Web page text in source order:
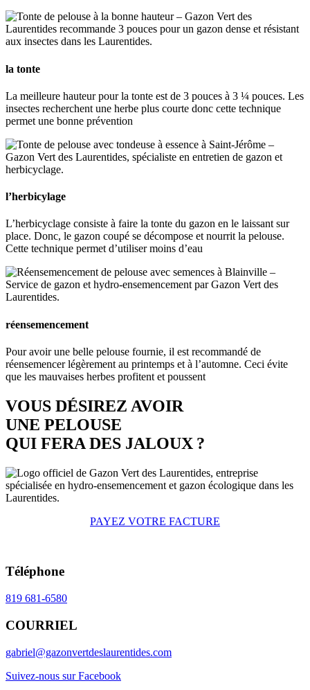
la tonte
La meilleure hauteur pour la tonte est de 3 pouces à 3 ¼ pouces. Les
insectes recherchent une herbe plus courte donc cette technique
permet une bonne prévention
l’herbicylage
L’herbicyclage consiste à faire la tonte du gazon en le laissant sur
place. Donc, le gazon coupé se décompose et nourrit la pelouse.
Cette technique permet d’utiliser moins d’eau
réensemencement
Pour avoir une belle pelouse fournie, il est recommandé de
réensemencer légèrement au printemps et à l’automne. Ceci évite
que les mauvaises herbes profitent et poussent
VOUS DÉSIREZ AVOIR
UNE PELOUSE
QUI FERA DES JALOUX ?
PAYEZ VOTRE FACTURE
Téléphone
819 681-6580
COURRIEL
gabriel@gazonvertdeslaurentides.com
Suivez-nous sur Facebook